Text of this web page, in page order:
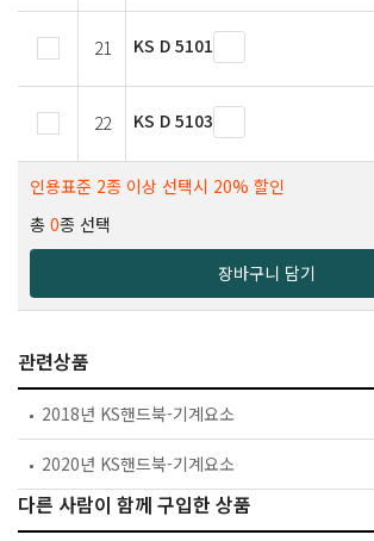
21 KS D 5101
22 KS D 5103
인용표준 2종 이상 선택시 20% 할인
총 0종 선택
장바구니 담기
관련상품
2018년 KS핸드북-기계요소
2020년 KS핸드북-기계요소
다른 사람이 함께 구입한 상품